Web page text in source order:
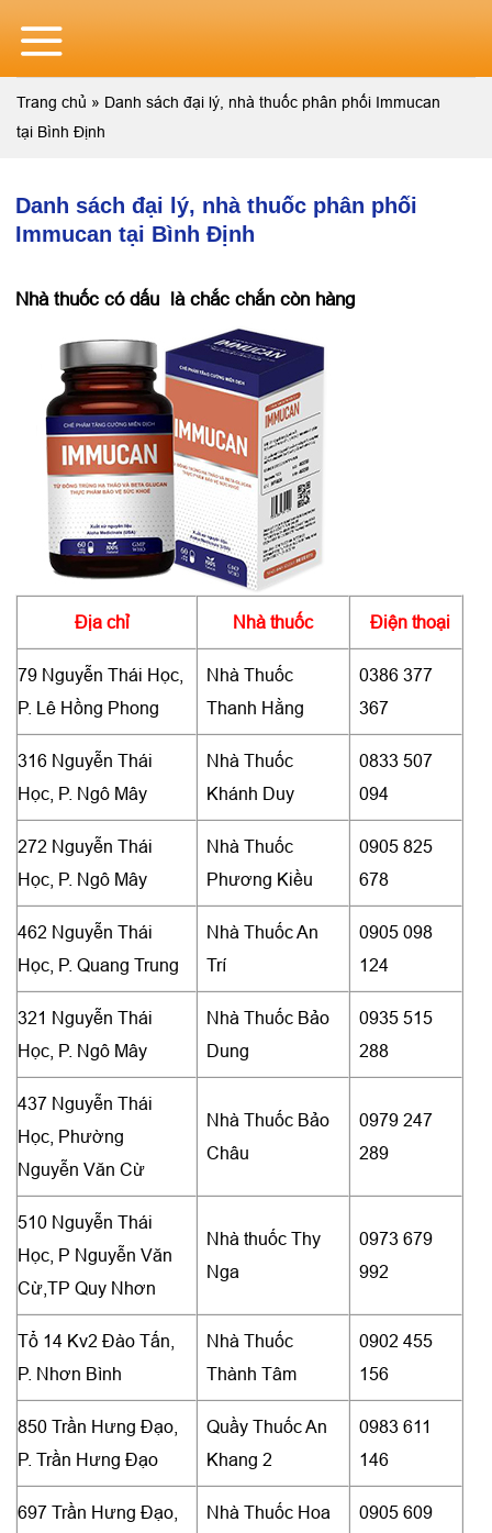
content
Trang chủ » Danh sách đại lý, nhà thuốc phân phối Immucan
tại Bình Định
Danh sách đại lý, nhà thuốc phân phối
Immucan tại Bình Định
Nhà thuốc có dấu là chắc chắn còn hàng
Địa chỉ Nhà thuốc Điện thoại
79 Nguyễn Thái Học,
P. Lê Hồng Phong
Nhà Thuốc
Thanh Hằng
0386 377
367
316 Nguyễn Thái
Học, P. Ngô Mây
Nhà Thuốc
Khánh Duy
0833 507
094
272 Nguyễn Thái
Học, P. Ngô Mây
Nhà Thuốc
Phương Kiều
0905 825
678
462 Nguyễn Thái
Học, P. Quang Trung
Nhà Thuốc An
Trí
0905 098
124
321 Nguyễn Thái
Học, P. Ngô Mây
Nhà Thuốc Bảo
Dung
0935 515
288
437 Nguyễn Thái
Học, Phường
Nguyễn Văn Cừ
Nhà Thuốc Bảo
Châu
0979 247
289
510 Nguyễn Thái
Học, P Nguyễn Văn
Cừ,TP Quy Nhơn
Nhà thuốc Thy
Nga
0973 679
992
Tổ 14 Kv2 Đào Tấn,
P. Nhơn Bình
Nhà Thuốc
Thành Tâm
0902 455
156
850 Trần Hưng Đạo,
P. Trần Hưng Đạo
Quầy Thuốc An
Khang 2
0983 611
146
697 Trần Hưng Đạo,
Nhà Thuốc Hoa
0905 609